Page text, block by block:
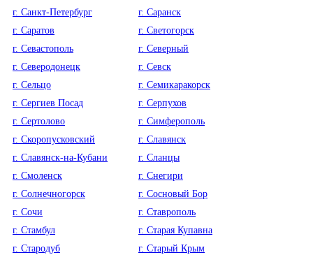
г. Санкт-Петербург
г. Саранск
г. Саратов
г. Светогорск
г. Севастополь
г. Северный
г. Северодонецк
г. Севск
г. Сельцо
г. Семикаракорск
г. Сергиев Посад
г. Серпухов
г. Сертолово
г. Симферополь
г. Скоропусковский
г. Славянск
г. Славянск-на-Кубани
г. Сланцы
г. Смоленск
г. Снегири
г. Солнечногорск
г. Сосновый Бор
г. Сочи
г. Ставрополь
г. Стамбул
г. Старая Купавна
г. Стародуб
г. Старый Крым